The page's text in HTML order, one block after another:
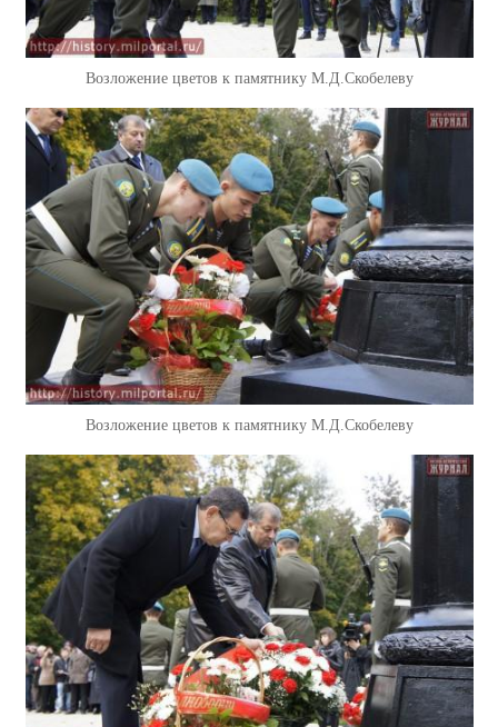
Возложение цветов к памятнику М.Д.Скобелеву
Возложение цветов к памятнику М.Д.Скобелеву